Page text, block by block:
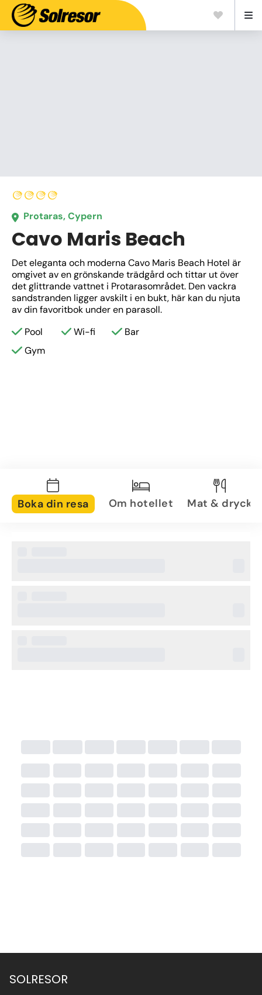
Protaras, Cypern
Cavo Maris Beach
Det eleganta och moderna Cavo Maris Beach Hotel är
omgivet av en grönskande trädgård och tittar ut över
det glittrande vattnet i Protarasområdet. Den vackra
sandstranden ligger avskilt i en bukt, här kan du njuta
av din favoritbok under en parasoll.
Pool
Wi-fi
Bar
Gym
Boka din resa Om hotellet Mat & dryck
SOLRESOR